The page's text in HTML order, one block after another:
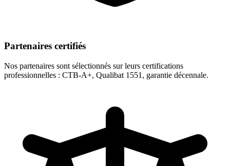
Partenaires certifiés
Nos partenaires sont sélectionnés sur leurs certifications
professionnelles : CTB-A+, Qualibat 1551, garantie décennale.